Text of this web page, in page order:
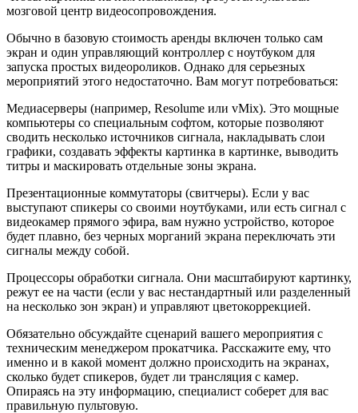
мозговой центр видеосопровождения.
Обычно в базовую стоимость аренды включен только сам
экран и один управляющий контроллер с ноутбуком для
запуска простых видеороликов. Однако для серьезных
мероприятий этого недостаточно. Вам могут потребоваться:
Медиасерверы (например, Resolume или vMix). Это мощные
компьютеры со специальным софтом, которые позволяют
сводить несколько источников сигнала, накладывать слои
графики, создавать эффекты картинка в картинке, выводить
титры и маскировать отдельные зоны экрана.
Презентационные коммутаторы (свитчеры). Если у вас
выступают спикеры со своими ноутбуками, или есть сигнал с
видеокамер прямого эфира, вам нужно устройство, которое
будет плавно, без черных морганий экрана переключать эти
сигналы между собой.
Процессоры обработки сигнала. Они масштабируют картинку,
режут ее на части (если у вас нестандартный или разделенный
на несколько зон экран) и управляют цветокоррекцией.
Обязательно обсуждайте сценарий вашего мероприятия с
техническим менеджером прокатчика. Расскажите ему, что
именно и в какой момент должно происходить на экранах,
сколько будет спикеров, будет ли трансляция с камер.
Опираясь на эту информацию, специалист соберет для вас
правильную пультовую.